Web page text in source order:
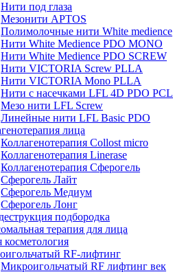
Нити под глаза
Мезонити APTOS
Полимолочные нити White medience
Нити White Medience PDO MONO
Нити White Medience PDO SCREW
Нити VICTORIA Screw PLLA
Нити VICTORIA Mono PLLA
Нити с насечками LFL 4D PDO PCL
Мезо нити LFL Screw
Линейные нити LFL Basic PDO
лица
Коллагенотерапия Collost micro
Коллагенотерапия Linerase
Коллагенотерапия Сферогель
Сферогель Лайт
Сферогель Медиум
Сферогель Лонг
подбородка
терапия для лица
косметология
RF-лифтинг
Микроигольчатый RF лифтинг век